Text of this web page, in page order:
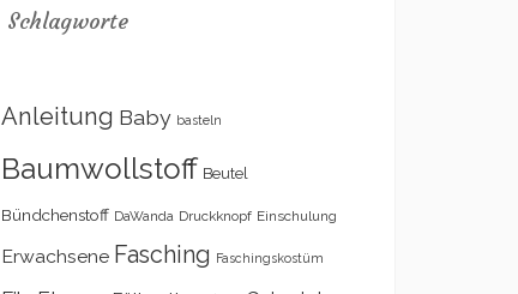
Schlagworte
Anleitung Baby basteln
Baumwollstoff Beutel
Bündchenstoff DaWanda Druckknopf Einschulung
Erwachsene Fasching Faschingskostüm